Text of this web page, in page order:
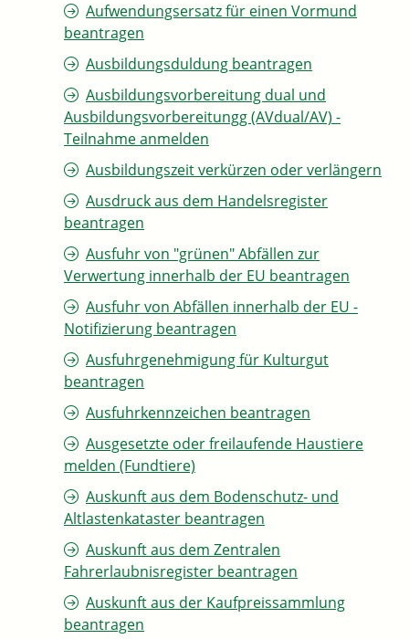
Aufwendungsersatz für einen Vormund
beantragen
Ausbildungsduldung beantragen
Ausbildungsvorbereitung dual und
Ausbildungsvorbereitungg (AVdual/AV) -
Teilnahme anmelden
Ausbildungszeit verkürzen oder verlängern
Ausdruck aus dem Handelsregister
beantragen
Ausfuhr von "grünen" Abfällen zur
Verwertung innerhalb der EU beantragen
Ausfuhr von Abfällen innerhalb der EU -
Notifizierung beantragen
Ausfuhrgenehmigung für Kulturgut
beantragen
Ausfuhrkennzeichen beantragen
Ausgesetzte oder freilaufende Haustiere
melden (Fundtiere)
Auskunft aus dem Bodenschutz- und
Altlastenkataster beantragen
Auskunft aus dem Zentralen
Fahrerlaubnisregister beantragen
Auskunft aus der Kaufpreissammlung
beantragen